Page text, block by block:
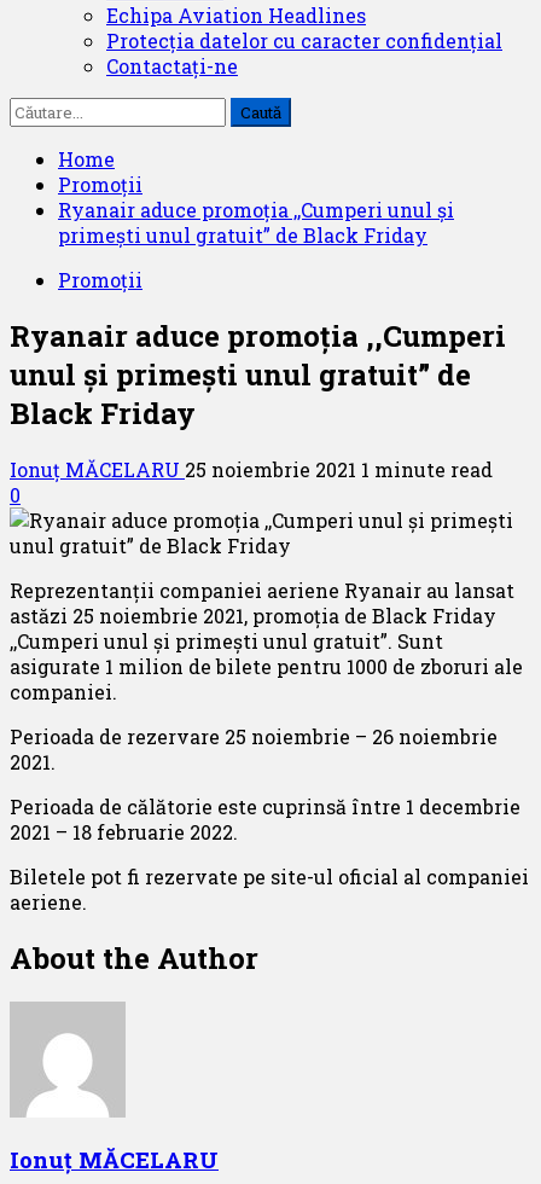
Echipa Aviation Headlines
Protecția datelor cu caracter confidențial
Contactați-ne
Caută
după:
Home
Promoții
Ryanair aduce promoția ,,Cumperi unul și
primești unul gratuit” de Black Friday
Promoții
Ryanair aduce promoția ,,Cumperi
unul și primești unul gratuit” de
Black Friday
Ionuț MĂCELARU 25 noiembrie 2021 1 minute read
0
Reprezentanții companiei aeriene Ryanair au lansat
astăzi 25 noiembrie 2021, promoția de Black Friday
,,Cumperi unul și primești unul gratuit”. Sunt
asigurate 1 milion de bilete pentru 1000 de zboruri ale
companiei.
Perioada de rezervare 25 noiembrie – 26 noiembrie
2021.
Perioada de călătorie este cuprinsă între 1 decembrie
2021 – 18 februarie 2022.
Biletele pot fi rezervate pe site-ul oficial al companiei
aeriene.
About the Author
Ionuț MĂCELARU